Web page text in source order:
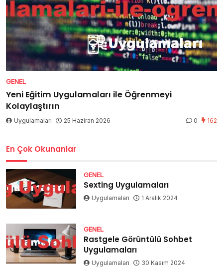
GENEL
Yeni Eğitim Uygulamaları ile Öğrenmeyi
Kolaylaştırın
Uygulamaları 25 Haziran 2026 0 162
En Çok Okunanlar
GENEL
Sexting Uygulamaları
Uygulamaları 1 Aralık 2024
GENEL
Rastgele Görüntülü Sohbet
Uygulamaları
Uygulamaları 30 Kasım 2024